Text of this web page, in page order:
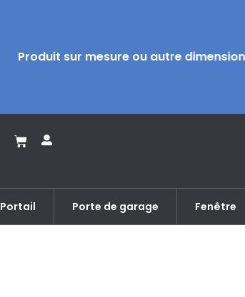
Produit sur mesure ou autre
Portail Porte de garage Fenêtre